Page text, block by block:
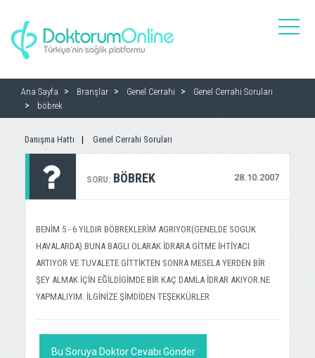
toggle
Ana Sayfa Branşlar Genel Cerrahi
Genel Cerrahi Soruları
böbrek
Danışma Hattı Genel Cerrahi Soruları
SORU: 28.10.2007
BÖBREK
BENİM 5 - 6 YILDIR BÖBREKLERİM AGRIYOR(GENELDE SOGUK
HAVALARDA).BUNA BAGLI OLARAK İDRARA GİTME İHTİYACI
ARTIYOR VE TUVALETE GİTTİKTEN SONRA MESELA YERDEN BİR
ŞEY ALMAK İÇİN EĞİLDİGİMDE BİR KAÇ DAMLA İDRAR AKIYOR.NE
YAPMALIYIM. İLGİNİZE ŞİMDİDEN TEŞEKKÜRLER
Bu Soruya Doktor Cevabı Gönder